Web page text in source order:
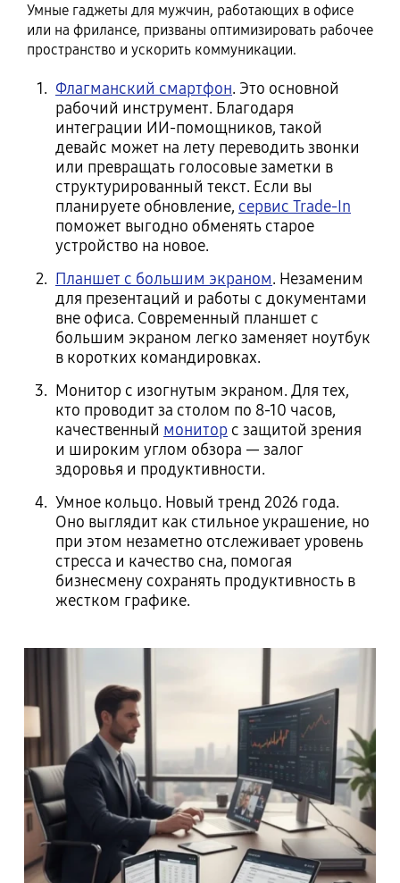
Умные гаджеты для мужчин, работающих в офисе
или на фрилансе, призваны оптимизировать рабочее
пространство и ускорить коммуникации.
Флагманский смартфон. Это основной
рабочий инструмент. Благодаря
интеграции ИИ-помощников, такой
девайс может на лету переводить звонки
или превращать голосовые заметки в
структурированный текст. Если вы
планируете обновление, сервис Trade-In
поможет выгодно обменять старое
устройство на новое.
Планшет с большим экраном. Незаменим
для презентаций и работы с документами
вне офиса. Современный планшет с
большим экраном легко заменяет ноутбук
в коротких командировках.
Монитор с изогнутым экраном. Для тех,
кто проводит за столом по 8-10 часов,
качественный монитор с защитой зрения
и широким углом обзора — залог
здоровья и продуктивности.
Умное кольцо. Новый тренд 2026 года.
Оно выглядит как стильное украшение, но
при этом незаметно отслеживает уровень
стресса и качество сна, помогая
бизнесмену сохранять продуктивность в
жестком графике.